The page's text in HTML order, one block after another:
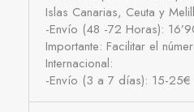
Islas Canarias, Ceuta y
-Envío (48 -72 Horas):
Importante: Facilitar el
Internacional:
-Envío (3 a 7 días): 15-